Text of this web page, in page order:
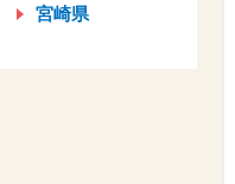
宮崎県